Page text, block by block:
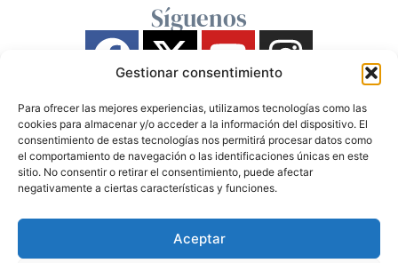
Gestionar consentimiento
Para ofrecer las mejores experiencias, utilizamos tecnologías como las
cookies para almacenar y/o acceder a la información del dispositivo. El
consentimiento de estas tecnologías nos permitirá procesar datos como
el comportamiento de navegación o las identificaciones únicas en este
sitio. No consentir o retirar el consentimiento, puede afectar
negativamente a ciertas características y funciones.
Aceptar
Síguenos